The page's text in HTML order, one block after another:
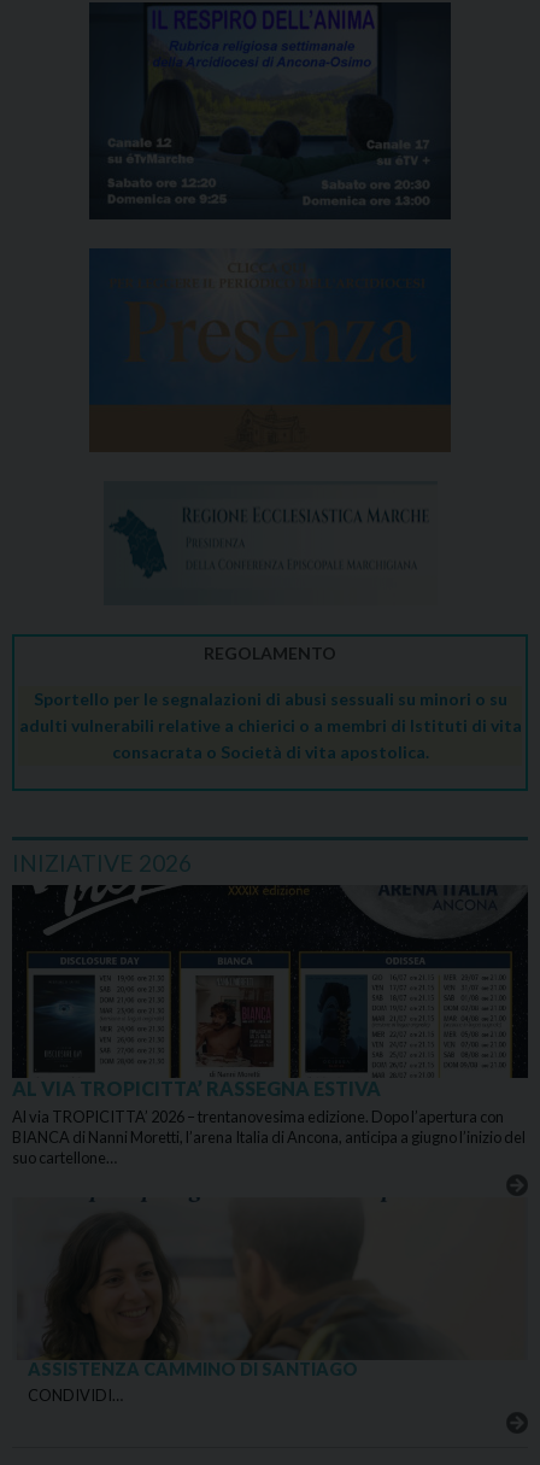
REGOLAMENTO
Sportello per le segnalazioni di abusi sessuali su minori o su
adulti vulnerabili relative a chierici o a membri di Istituti di vita
consacrata o Società di vita apostolica.
INIZIATIVE 2026
AL VIA TROPICITTA’ RASSEGNA ESTIVA
Al via TROPICITTA’ 2026 – trentanovesima edizione. Dopo l’apertura con
BIANCA di Nanni Moretti, l’arena Italia di Ancona, anticipa a giugno l’inizio del
suo cartellone…
ASSISTENZA CAMMINO DI SANTIAGO
CONDIVIDI…